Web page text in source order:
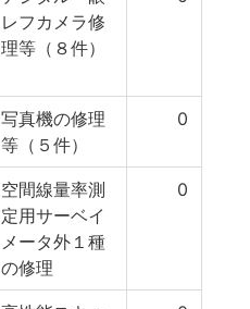
レフカメラ修
理等（８件）
写真機の修理
等（５件）
0
空間線量率測
定用サーベイ
メータ外１種
の修理
0